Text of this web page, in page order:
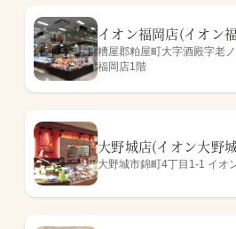
イオン福岡店(イオン
糟屋郡粕屋町大字酒殿字老
福岡店1階
大野城店(イオン大野
大野城市錦町4丁目1-1 イオ